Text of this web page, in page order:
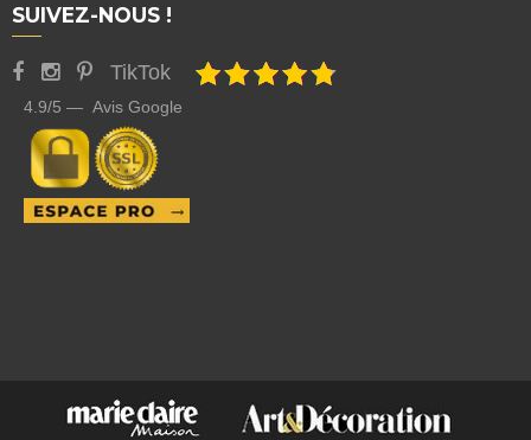
SUIVEZ-NOUS !
TikTok
4.9/5 — Avis Google